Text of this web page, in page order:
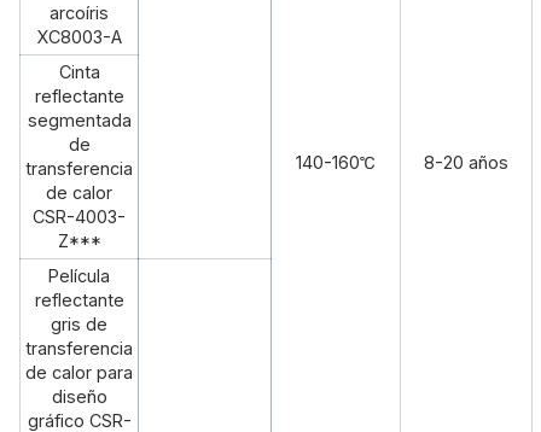
140-160℃ 8-20 años
arcoíris
XC8003-A
Cinta
reflectante
segmentada
de
transferencia
de calor
CSR-4003-
Z***
Película
reflectante
gris de
transferencia
de calor para
diseño
gráfico CSR-